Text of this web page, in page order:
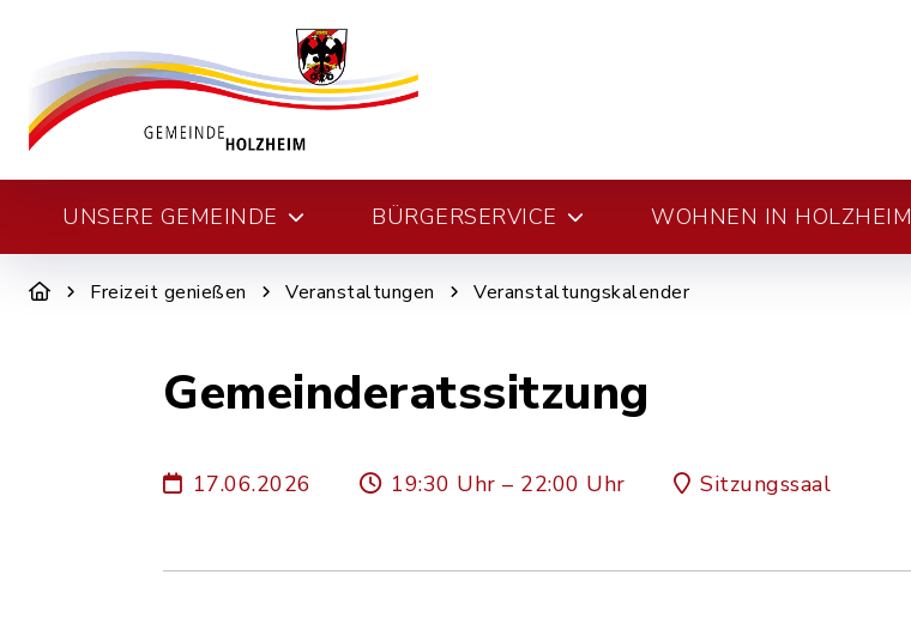
UNSERE GEMEINDE BÜRGERSERVICE WOHNEN IN HOLZHEIM
Freizeit genießen Veranstaltungen Veranstaltungskalender
Gemeinderatssitzung
17.06.2026 19:30 Uhr – 22:00 Uhr Sitzungssaal